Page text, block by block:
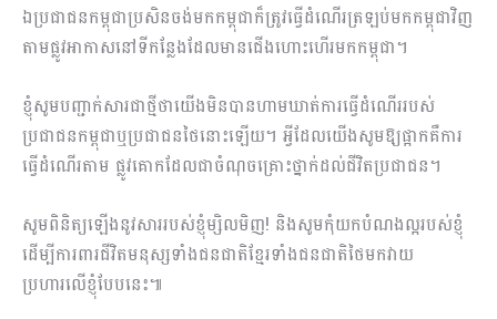
ឯប្រជាជនកម្ពុជាប្រសិនចង់មកកម្ពុជាក៏ត្រូវធ្វើដំណើរត្រឡប់មកកម្ពុជាវិញ
តាមផ្លូវអាកាសនៅទីកន្លែងដែលមានជើងហោះហើរមកកម្ពុជា។
ខ្ញុំសូមបញ្ជាក់សារជាថ្មីថាយើងមិនបានហាមឃាត់ការធ្វើដំណើររបស់
ប្រជាជនកម្ពុជាឬប្រជាជនថៃនោះឡើយ។ អ្វីដែលយើងសូមឱ្យផ្អាកគឺការ
ធ្វើដំណើរតាម ផ្លូវគោកដែលជាចំណុចគ្រោះថ្នាក់ដល់ជីវិតប្រជាជន។
សូមពិនិត្យឡើងនូវសាររបស់ខ្ញុំម្សិលមិញ! និងសូមកុំយកបំណងល្អរបស់ខ្ញុំ
ដើម្បីការពារជីវិតមនុស្សទាំងជនជាតិខ្មែរទាំងជនជាតិថៃមកវាយ
ប្រហារលើខ្ញុំបែបនេះ៕